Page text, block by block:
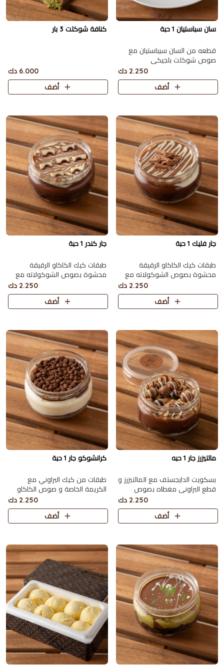
سان سباستيان 1 حبة
قطعه من السان سيباستيان مع
صوص شوكلت بلجيكي
2.250 دك
أضف
كنافة شوكلت 3 بار
6.000 دك
أضف
جار فليك 1 حبة
طبقات كيك الكاكاو الرقيقة
محشوة بصوص الشوكولاته مع
2.250 دك
أضف
جار كندر 1 حبة
طبقات كيك الكاكاو الرقيقة
محشوة بصوص الشوكولاته مع
الكندر و مغطاة بحبات الكندر2.250 دك
أضف
مالتيزرز جار 1 حبه
بسكويت الدايجستف مع المالتيزرز و
قطع البراوني مغطاه بصوص
2.250 دك
أضف
كرانشوكو جار 1 حبة
طبقات من كيك البراوني مع
الكريمة الخاصة و صوص الكاكاو
البلجيكي اللذيذ مع سولتد كراميل
2.250 دك
أضف